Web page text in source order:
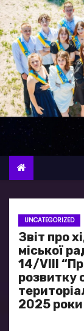
П
е
р
е
й
т
и
д
UNCATEGORIZED
Звіт про
міської
14/VIII
розвитку
2025 роки